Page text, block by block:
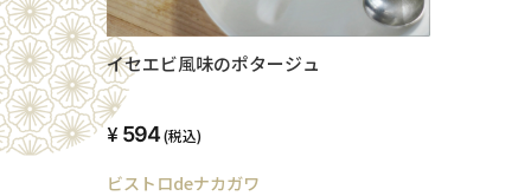
イセエビ風味のポタージュ
594(税込)
ビストロdeナカガワ